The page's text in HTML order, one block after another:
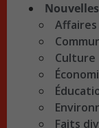
Nouvelles
Affaires
Culture
Faits